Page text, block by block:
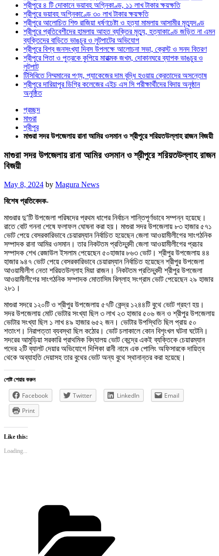
শ্রীপুরে ৪ টি দোকানে ভয়াবহ অগ্নিকাণ্ড, ১১ লাখ টাকার ক্ষয়ক্ষতি
শ্রীপুরে ভয়াবহ অগ্নিকাণ্ডে ৩০ লাখ টাকার ক্ষয়ক্ষতি
শ্রীপুরে আলোচিত শিশু রাজিয়া ধর্ষণচেষ্টা ও হত্যা মামলায় আসামীর মৃত্যুদণ্ড
শ্রীপুরে প্রতিবেশীদের হামলায় আহত ব্যক্তির মৃত্যু, হত্যাকাণ্ডে জড়িত না এমন
ব্যক্তিদের বাড়িতে ভাঙচুর ও লুটপাটের অভিযোগ
শ্রীপুরে বিশ্ব জনসংখ্যা দিবস উপলক্ষে আলোচনা সভা, ক্রেস্ট ও সনদ বিতরণ
শ্রীপুরে পিতা ও পুত্রকে কুপিয়ে মারাত্মক জখম, দোকানঘরে ব্যাপক ভাঙচুর ও
লুটপাট
টিসিবিতে নিম্মমানের পণ্য, প্যাকেজের দাম বৃদ্ধি হওয়ায় ক্রেতাদের অসন্তোষ
শ্রীপুরে দারিয়াপুর ডিগ্রি কলেজের এইচ এস সি পরীক্ষার্থীদের বিদায় অনুষ্ঠান
অনুষ্ঠিত
প্রচ্ছদ
মাগুরা
শ্রীপুর
মাগুরা সদর উপজেলায় রানা আমির ওসমান ও শ্রীপুরে শরিয়তউল্লাহ রাজন বিজয়ী
মাগুরা সদর উপজেলায় রানা আমির ওসমান ও শ্রীপুরে শরিয়তউল্লাহ রাজন
বিজয়ী
Posted
May 8, 2024 by Magura News
বিশেষ প্রতিবেদক-
মাগুরার দু’টি উপজেলা পরিষদের প্রথম ধাপের নির্বাচন শান্তিপূর্ণভাবে সম্পন্ন হয়েছে।
রাতে বোট গননা শেষে ফলাফল ঘোষনা করা হয়। মাগুরা সদর উপজেলায় ৮৩ হাজার ৫৭১
ভোট পেয়ে বেসরকারিভাবে চেয়ারম্যান নির্বাচিত হয়েছেন জেলা আওয়ামীলীগের সাংগঠনিক
সম্পাদক রানা আমির ওসমান। তার নিকটতম প্রতিদ্বন্দী জেলা আওয়ামীলীগের প্রচার
সম্পাদক শেখ রেজাউল ইসলাম পেয়েছেন ৫০হাজার ৮৬৩ ভোট। শ্রীপুর উপজেলায় ৪৪
হাজার ৯৪৭ ভোট পেয়ে বেসরকারিভাবে চেয়ারম্যান নির্বাচিত হয়েছেন শ্রীপুর উপজেলা
আওয়ামীলীগ নেতা শরিয়তউল্লাহ মিয়া রাজন। নিকটতম প্রতিদ্বন্দী শ্রীপুর উপজেলা
আওয়ামীলীগের সাংগঠনিক সম্পাদক মোতাসিম বিল্লাহ সংগ্রাম ভোট পেয়েছেন ২৯ হাজার
২৮১।
মাগুরা সদরে ১২০টি ও শ্রীপুর উপজেলায় ৫৭টি কেন্দ্র ১২৪৪টি বুথে ভোট গ্রহণ হয়।
সদর উপজেলায় মোট ভোটার সংখ্যা ছিল ৩ লাখ ২৩ হাজার ৫০৬ জন ও শ্রীপুর উপজেলায়
ভোটার সংখ্যা ছিল ১ লাখ ৪৯ হাজার ৬৫২ জন। ভোটার উপস্থিতি ছিল প্রায় ৫০
শতাংশ। নিরাপত্তা ব্যবস্থা ছিল কঠোর। ভোট চলাকালে কোন বিশৃংখল ঘটনা ঘটেনি।
সদরের আমুড়িয়া সরকারি প্রাথমিক বিদ্যালয় ভোট কেন্দ্রে একই ব্যক্তিকে চেয়ারম্যান
পদের ২টি ব্যালট দেয়ার অভিযোগে দিপিকা রানী নামে এক পোলিং অফিসারকে দায়িত্ব
থেকে অব্যাহতি দেয়াসহ তার বুথের ভোট অন্য বুথে স্থানান্তর করা হয়েছে।
পোষ্ট শেয়ার করুন
Facebook Twitter LinkedIn
Email
Print
Like this:
Loading...